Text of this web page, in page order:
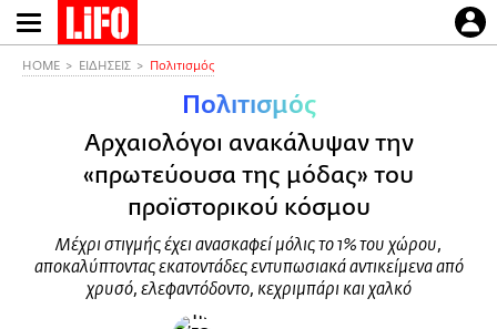
Παράκαμψη
προς
HOME ΕΙΔΗΣΕΙΣ Πολιτισμός
Πολιτισμός
Αρχαιολόγοι ανακάλυψαν την
«πρωτεύουσα της μόδας» του
προϊστορικού κόσμου
Μέχρι στιγμής έχει ανασκαφεί μόλις το 1% του χώρου,
αποκαλύπτοντας εκατοντάδες εντυπωσιακά αντικείμενα από
χρυσό, ελεφαντόδοντο, κεχριμπάρι και χαλκό